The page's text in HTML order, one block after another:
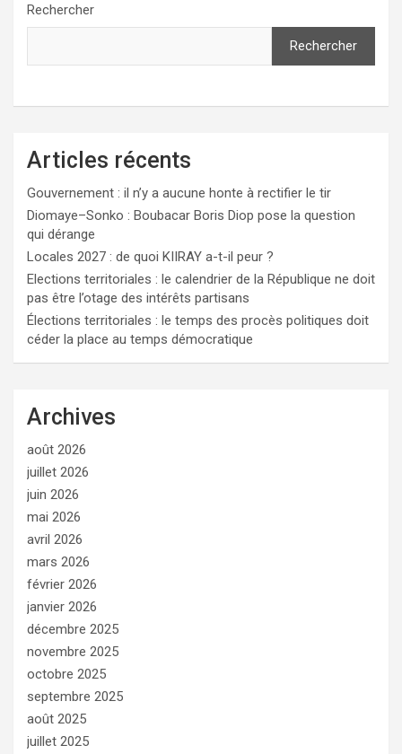
Rechercher
Rechercher
Articles récents
Gouvernement : il n’y a aucune honte à rectifier le tir
Diomaye–Sonko : Boubacar Boris Diop pose la question
qui dérange
Locales 2027 : de quoi KIIRAY a-t-il peur ?
Elections territoriales : le calendrier de la République ne doit
pas être l’otage des intérêts partisans
Élections territoriales : le temps des procès politiques doit
céder la place au temps démocratique
Archives
août 2026
juillet 2026
juin 2026
mai 2026
avril 2026
mars 2026
février 2026
janvier 2026
décembre 2025
novembre 2025
octobre 2025
septembre 2025
août 2025
juillet 2025